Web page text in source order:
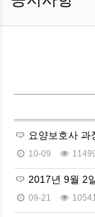
요양보호사 과
10-09
2017년 9월 2
09-21